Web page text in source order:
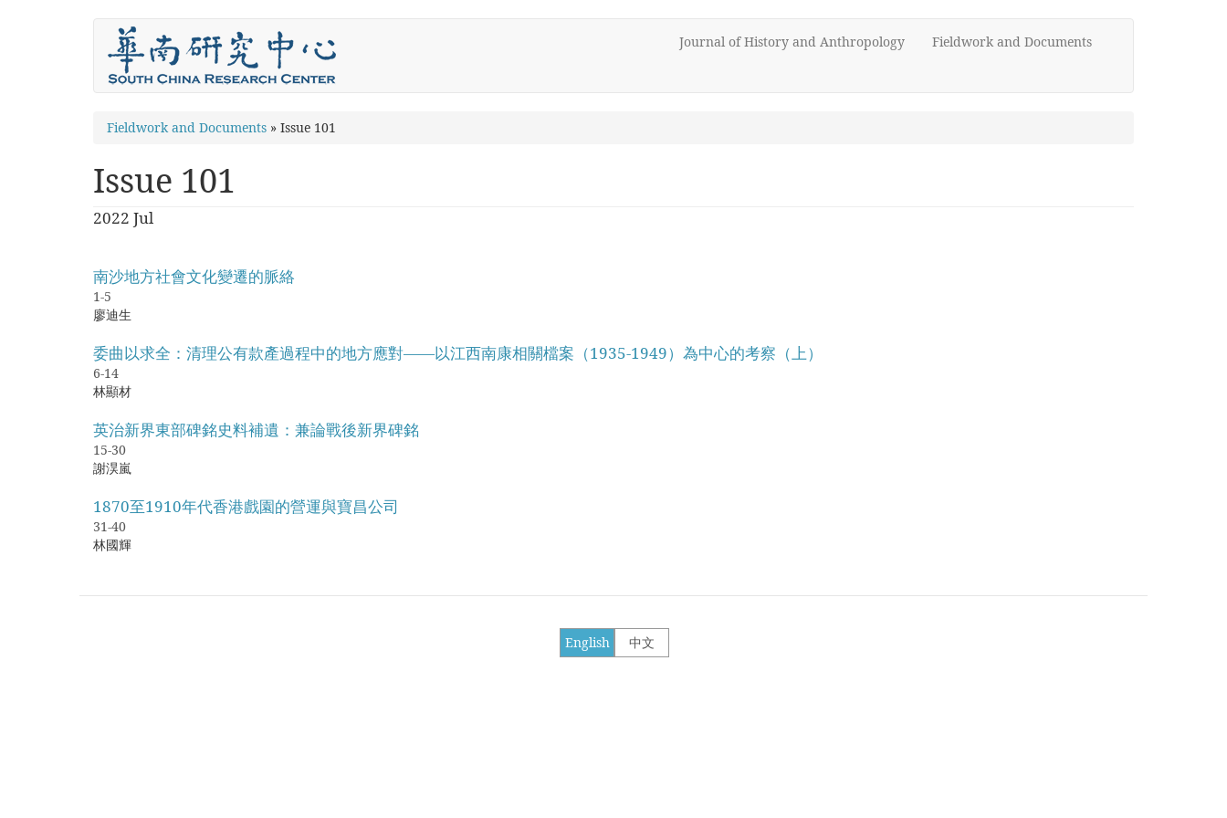
Journal of History and Anthropology Fieldwork and Documents
You
here
Fieldwork and Documents » Issue 101
Issue 101
2022 Jul
南沙地方社會文化變遷的脈絡
1-5
廖迪生
委曲以求全：清理公有款產過程中的地方應對——以江西南康相關檔案（1935-1949）為中心的考察（上）
6-14
林顯材
英治新界東部碑銘史料補遺：兼論戰後新界碑銘
15-30
謝淏嵐
1870至1910年代香港戲園的營運與寶昌公司
31-40
林國輝
中文
English